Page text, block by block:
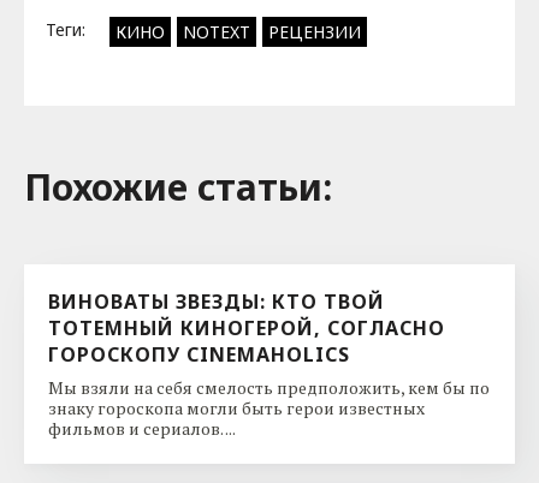
Теги: КИНО NOTEXT РЕЦЕНЗИИ
Похожие cтатьи:
ВИНОВАТЫ ЗВЕЗДЫ: КТО ТВОЙ
ТОТЕМНЫЙ КИНОГЕРОЙ, СОГЛАСНО
ГОРОСКОПУ CINEMAHOLICS
Мы взяли на себя смелость предположить, кем бы по
знаку гороскопа могли быть герои известных
фильмов и сериалов. ...